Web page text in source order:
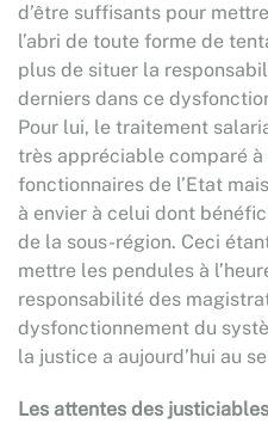
d’être suffisants pour
l’abri de toute forme de
plus de situer la
derniers dans ce
Pour lui, le traitement
très appréciable comparé
fonctionnaires de l’Etat
à envier à celui dont
de la sous-région. Ceci
mettre les pendules à
responsabilité des
dysfonctionnement du
la justice a aujourd’hui au
Les attentes des justiciables